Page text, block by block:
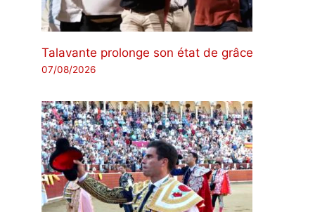
Talavante prolonge son état de grâce
07/08/2026